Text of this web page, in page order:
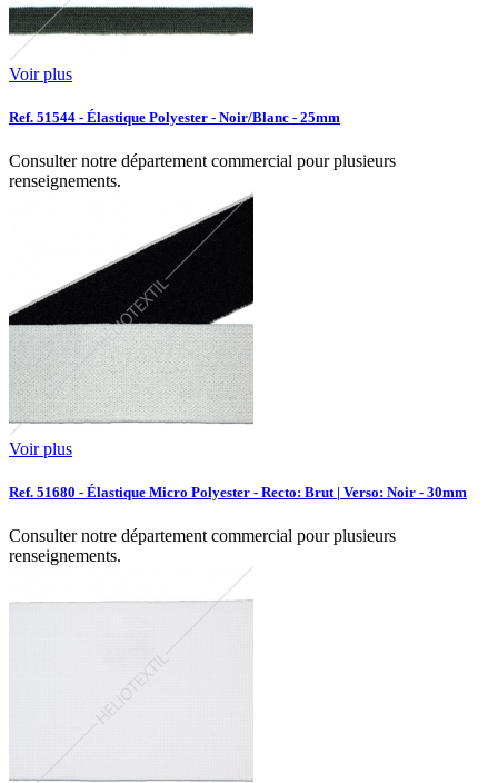
Voir plus
Ref. 51544 - Élastique Polyester - Noir/Blanc - 25mm
Consulter notre département commercial pour plusieurs
renseignements.
Voir plus
Ref. 51680 - Élastique Micro Polyester - Recto: Brut | Verso: Noir - 30mm
Consulter notre département commercial pour plusieurs
renseignements.